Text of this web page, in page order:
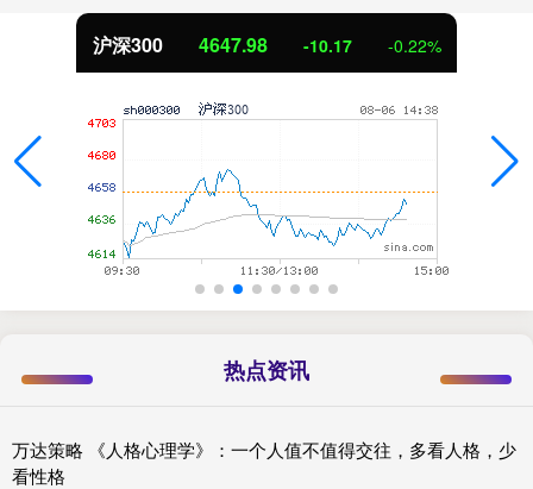
北证50 1119.42 -0.04 -0.00%
热点资讯
万达策略 《人格心理学》：一个人值不值得交往，多看人格，少
看性格